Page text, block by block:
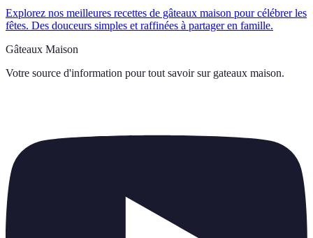
Explorez nos meilleures recettes de gâteaux maison pour célébrer les
fêtes. Des douceurs simples et raffinées à partager en famille.
Gâteaux Maison
Votre source d'information pour tout savoir sur gateaux maison.